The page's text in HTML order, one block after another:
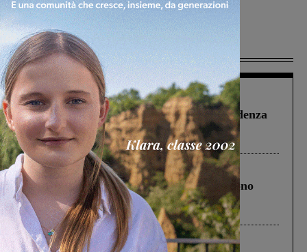
Più lette
Figline Incisa Valdarno 1 Agosto 2026
Piscina di Figline finanziata oltre la scadenza
Pnrr, il gruppo di Fratelli d’Italia: “Un
ringraziamento al Governo”
Cronaca 4 Agosto 2026
Un anno fa la strage in A1 in cui morirono
Gianni, Giulia e Franco. Lo schianto, il
processo, lo stop ai sorpassi fra tir....
Cronaca 3 Agosto 2026